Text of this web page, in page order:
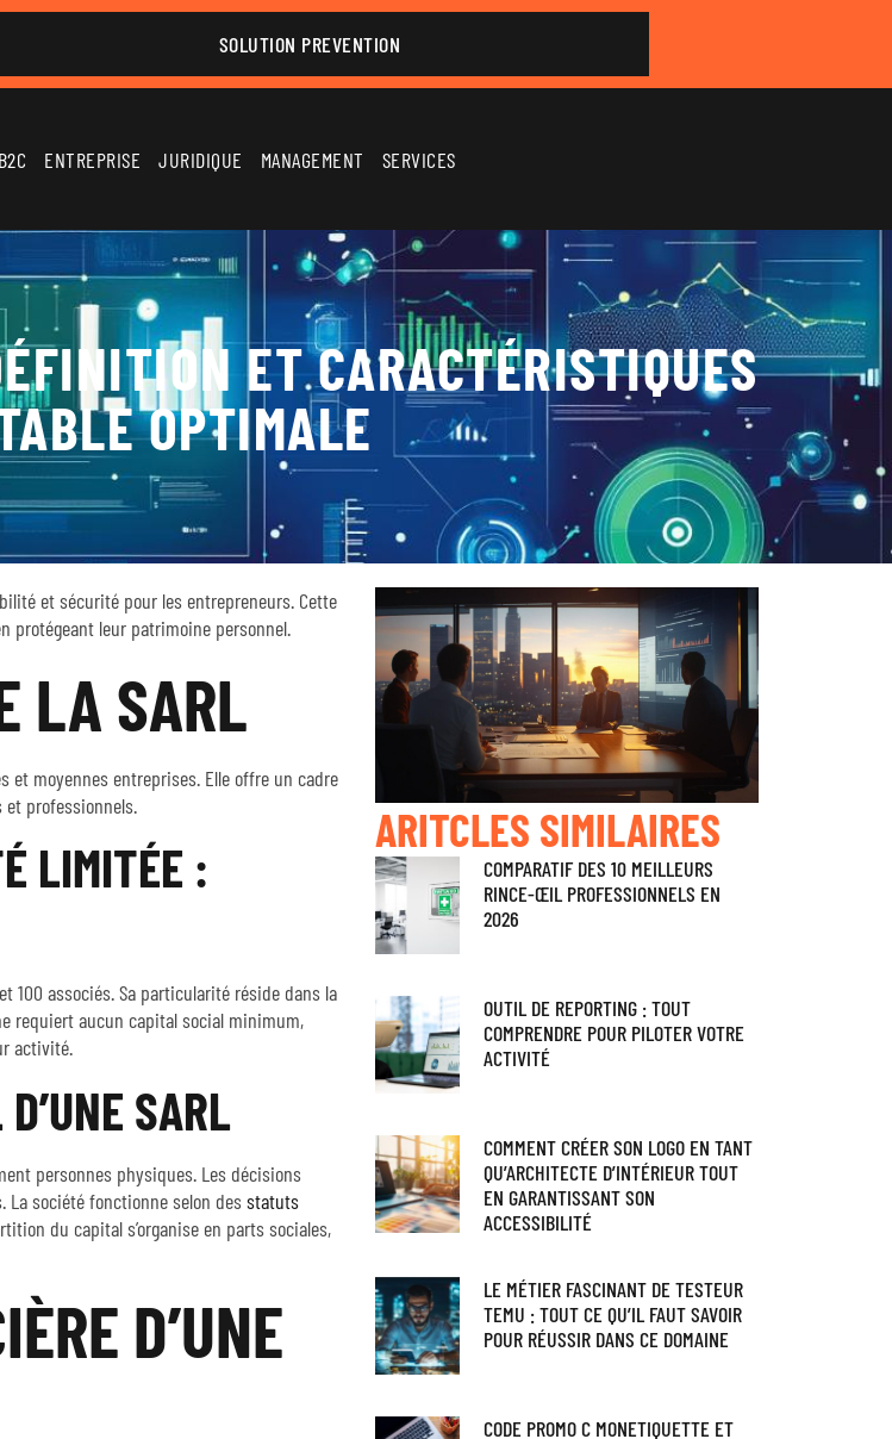
SOLUTION PREVENTION
B2C ENTREPRISE JURIDIQUE MANAGEMENT SERVICES
ET CARACTÉRISTIQUES
OPTIMALE
et sécurité pour les entrepreneurs. Cette
protégeant leur patrimoine personnel.
LA SARL
et moyennes entreprises. Elle offre un cadre
professionnels.
LIMITÉE :
100 associés. Sa particularité réside dans la
requiert aucun capital social minimum,
activité.
SARL
personnes physiques. Les décisions
La société fonctionne selon desstatuts
du capital s’organise en parts sociales,
D’UNE
ARITCLES SIMILAIRES
COMPARATIF DES 10 MEILLEURS
RINCE-ŒIL PROFESSIONNELS EN
2026
OUTIL DE REPORTING : TOUT
COMPRENDRE POUR PILOTER VOTRE
ACTIVITÉ
COMMENT CRÉER SON LOGO EN TANT
QU’ARCHITECTE D’INTÉRIEUR TOUT
EN GARANTISSANT SON
ACCESSIBILITÉ
LE MÉTIER FASCINANT DE TESTEUR
TEMU : TOUT CE QU’IL FAUT SAVOIR
POUR RÉUSSIR DANS CE DOMAINE
CODE PROMO C MONETIQUETTE ET